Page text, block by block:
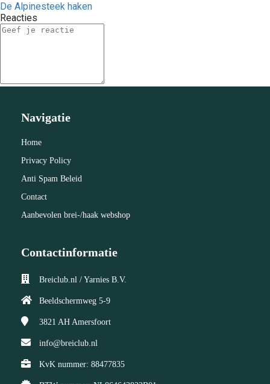
De Alpinesteek haken
Reacties
Navigatie
Home
Privacy Policy
Anti Spam Beleid
Contact
Aanbevolen brei-/haak webshop
Contactinformatie
Breiclub.nl / Yarnies B.V.
Beeldschermweg 5-9
3821 AH Amersfoort
info@breiclub.nl
KvK nummer: 88477835